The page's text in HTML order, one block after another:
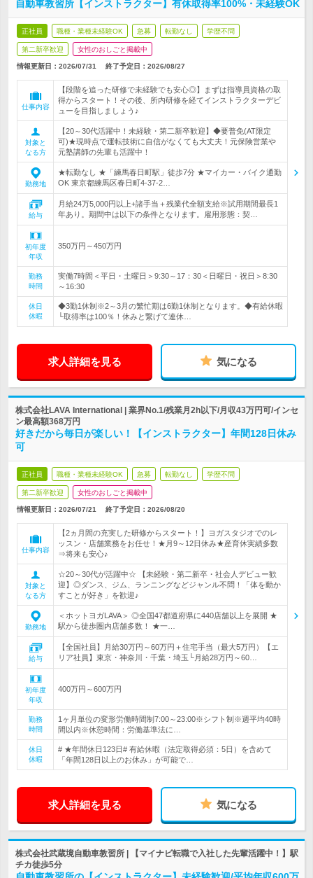
自動車教習所【インストラクター】有休取得率100%・未経験OK
正社員 職種・業種未経験OK 急募 転勤なし 学歴不問
第二新卒歓迎 女性のおしごと掲載中
情報更新日：2026/07/31 終了予定日： 2026/08/27
仕事内容
【段階を追った研修で未経験でも安心◎】まずは指導員資格の取
得からスタート！その後、所内研修を経てインストラクターデビ
ューを目指しましょう♪
対象と
なる方
【20～30代活躍中！未経験・第二新卒歓迎】◆要普免(AT限定
可)★現時点で運転技術に自信がなくても大丈夫！元保険営業や
元塾講師の先輩も活躍中！
勤務地
★転勤なし ★「練馬春日町駅」徒歩7分 ★マイカー・バイク通勤
OK 東京都練馬区春日町4-37-2…
給与
月給24万5,000円以上+諸手当＋残業代全額支給※試用期間最長1
年あり。期間中は以下の条件となります。雇用形態：契…
初年度
年収
350万円～450万円
勤務
時間
実働7時間＜平日・土曜日＞9:30～17：30＜日曜日・祝日＞8:30
～16:30
休日
休暇
◆3勤1休制※2～3月の繁忙期は6勤1休制となります。◆有給休暇
└取得率は100％！休みと繋げて連休…
求人詳細を見る 気になる
株式会社LAVA International | 業界No.1/残業月2h以下/月収43万円可/インセ
ン最高額368万円
好きだから毎日が楽しい！【インストラクター】年間128日休み
可
正社員 職種・業種未経験OK 急募 転勤なし 学歴不問
第二新卒歓迎 女性のおしごと掲載中
情報更新日：2026/07/21 終了予定日： 2026/08/20
仕事内容
【2ヵ月間の充実した研修からスタート！】ヨガスタジオでのレ
ッスン・店舗業務をお任せ！★月9～12日休み★産育休実績多数
⇒将来も安心♪
対象と
なる方
☆20～30代が活躍中☆ 【未経験・第二新卒・社会人デビュー歓
迎】◎ダンス、ジム、ランニングなどジャンル不問！「体を動か
すことが好き」を歓迎♪
勤務地
＜ホットヨガLAVA＞ ◎全国47都道府県に440店舗以上を展開 ★
駅から徒歩圏内店舗多数！ ★一…
給与
【全国社員】月給30万円～60万円＋住宅手当（最大5万円）【エ
リア社員】東京・神奈川・千葉・埼玉└月給28万円～60…
初年度
年収
400万円～600万円
勤務
時間
1ヶ月単位の変形労働時間制7:00～23:00※シフト制※週平均40時
間以内※休憩時間：労働基準法に…
休日
休暇
# ★年間休日123日# 有給休暇（法定取得必須：5日）を含めて
「年間128日以上のお休み」が可能で…
求人詳細を見る 気になる
株式会社武蔵境自動車教習所 | 【マイナビ転職で入社した先輩活躍中！】駅
チカ徒歩5分